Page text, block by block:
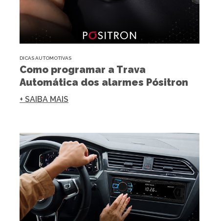
DICAS AUTOMOTIVAS
Como programar a Trava
Automática dos alarmes Pósitron
+ SAIBA MAIS